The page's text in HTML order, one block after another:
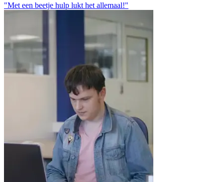
"Met een beetje hulp lukt het allemaal!"